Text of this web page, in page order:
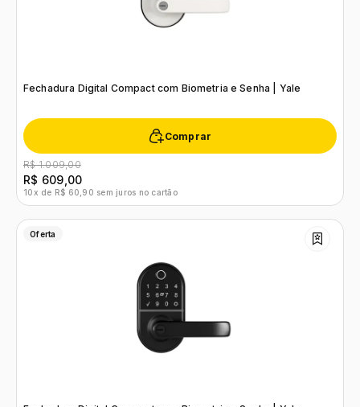
Fechadura Digital Compact com Biometria e Senha | Yale
Comprar
R$ 1.009,00
R$ 609,00
10x de R$ 60,90 sem juros no cartão
Oferta